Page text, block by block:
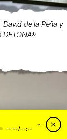
David de la Peña y
DETONA®
--:-- / --:--